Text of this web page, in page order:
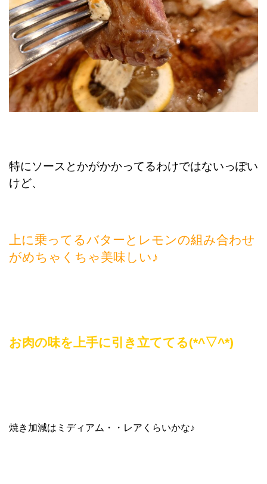
特にソースとかがかかってるわけではないっぽい
けど、
上に乗ってるバターとレモンの組み合わせ
がめちゃくちゃ美味しい♪
お肉の味を上手に引き立ててる(*^▽^*)
焼き加減はミディアム・・レアくらいかな♪